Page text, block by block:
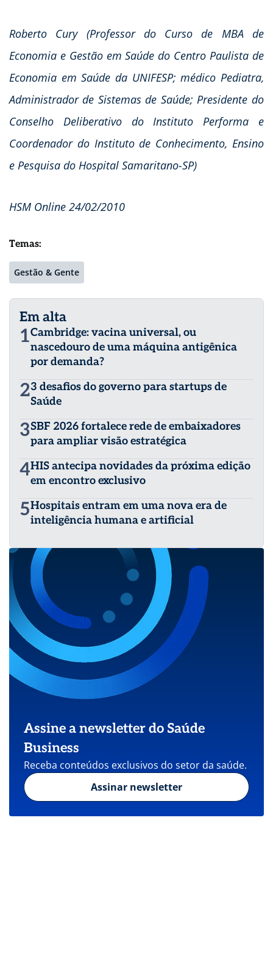
Roberto Cury (Professor do Curso de MBA de
Economia e Gestão em Saúde do Centro Paulista de
Economia em Saúde da UNIFESP; médico Pediatra,
Administrador de Sistemas de Saúde; Presidente do
Conselho Deliberativo do Instituto Performa e
Coordenador do Instituto de Conhecimento, Ensino
e Pesquisa do Hospital Samaritano-SP)
HSM Online 24/02/2010
Temas:
Gestão & Gente
Em alta
1Cambridge: vacina universal, ou
nascedouro de uma máquina antigênica
por demanda?
23 desafios do governo para startups de
Saúde
3SBF 2026 fortalece rede de embaixadores
para ampliar visão estratégica
4HIS antecipa novidades da próxima edição
em encontro exclusivo
5Hospitais entram em uma nova era de
inteligência humana e artificial
Assine a newsletter do Saúde
Business
Receba conteúdos exclusivos do setor da saúde.
Assinar newsletter